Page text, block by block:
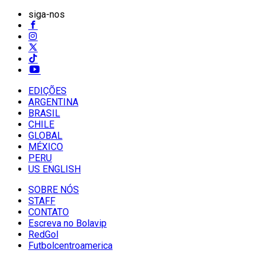
siga-nos
EDIÇÕES
ARGENTINA
BRASIL
CHILE
GLOBAL
MÉXICO
PERU
US ENGLISH
SOBRE NÓS
STAFF
CONTATO
Escreva no Bolavip
RedGol
Futbolcentroamerica